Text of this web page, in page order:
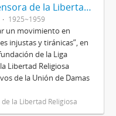
Liga Nacional Defensora de la Libertad Religiosa
1925~1959
un movimiento en
injustas y tiránicas”, en
de la Liga
Libertad Religiosa
de la Unión de Damas
la Libertad Religiosa